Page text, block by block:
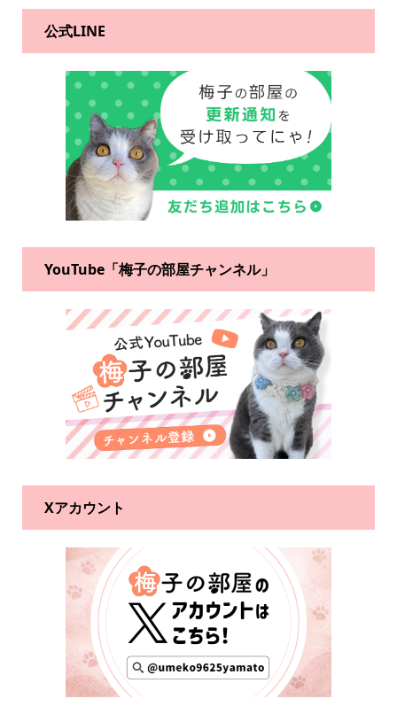
公式LINE
YouTube「梅子の部屋チャンネル」
Xアカウント